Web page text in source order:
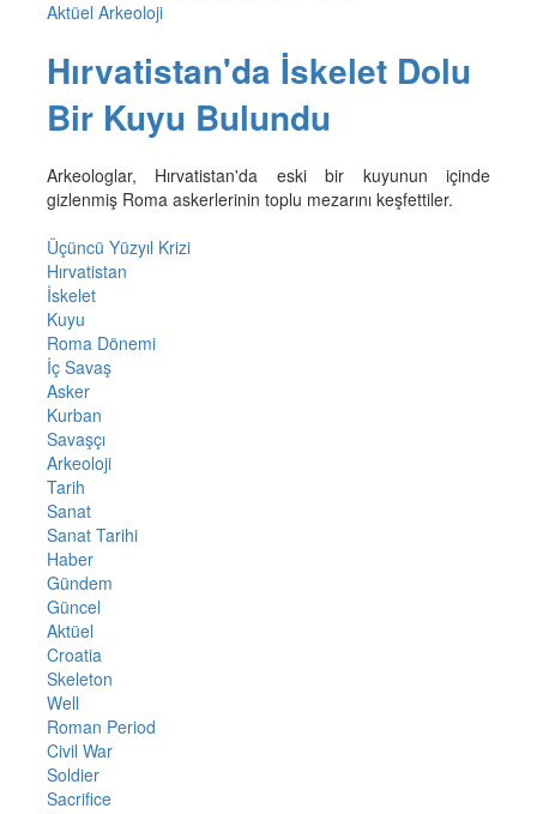
Aktüel Arkeoloji
Hırvatistan'da İskelet Dolu
Bir Kuyu Bulundu
Arkeologlar, Hırvatistan'da eski bir kuyunun içinde
gizlenmiş Roma askerlerinin toplu mezarını keşfettiler.
Üçüncü Yüzyıl Krizi
Hırvatistan
İskelet
Kuyu
Roma Dönemi
İç Savaş
Asker
Kurban
Savaşçı
Arkeoloji
Tarih
Sanat
Sanat Tarihi
Haber
Gündem
Güncel
Aktüel
Croatia
Skeleton
Well
Roman Period
Civil War
Soldier
Sacrifice